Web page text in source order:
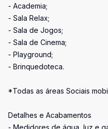
- Academia;
- Sala Relax;
- Sala de Jogos;
- Sala de Cinema;
- Playground;
- Brinquedoteca.
*Todas as áreas Sociais
Detalhes e Acabamentos
- Medidores de água, luz e